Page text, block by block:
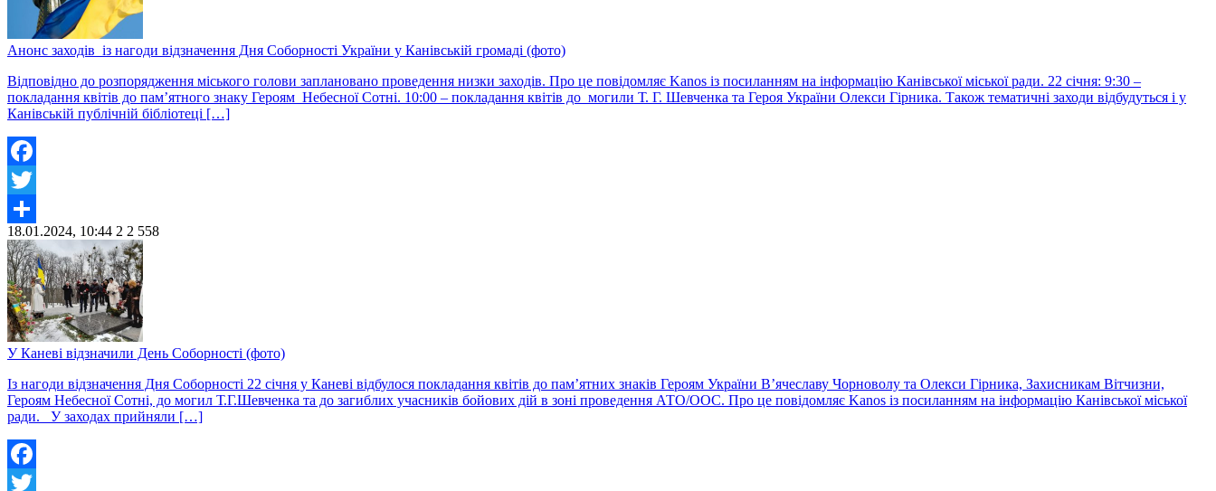
Анонс заходів із нагоди відзначення Дня Соборності України у Канівській громаді (фото)
Відповідно до розпорядження міського голови заплановано проведення низки заходів. Про це повідомляє Kanos із посиланням на інформацію Канівської міської ради. 22 січня: 9:30 –
покладання квітів до пам’ятного знаку Героям Небесної Сотні. 10:00 – покладання квітів до могили Т. Г. Шевченка та Героя України Олекси Гірника. Також тематичні заходи відбудуться і у
Канівській публічній бібліотеці […]
Facebook
Twitter
Share
18.01.2024, 10:44 2 2 558
У Каневі відзначили День Соборності (фото)
Із нагоди відзначення Дня Соборності 22 січня у Каневі відбулося покладання квітів до пам’ятних знаків Героям України В’ячеславу Чорноволу та Олекси Гірника, Захисникам Вітчизни,
Героям Небесної Сотні, до могил Т.Г.Шевченка та до загиблих учасників бойових дій в зоні проведення АТО/ООС. Про це повідомляє Kanos із посиланням на інформацію Канівської міської
ради. У заходах прийняли […]
Facebook